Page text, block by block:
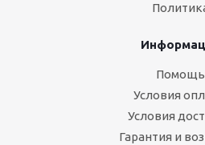
Помощь
Условия
Условия
Гарантия и